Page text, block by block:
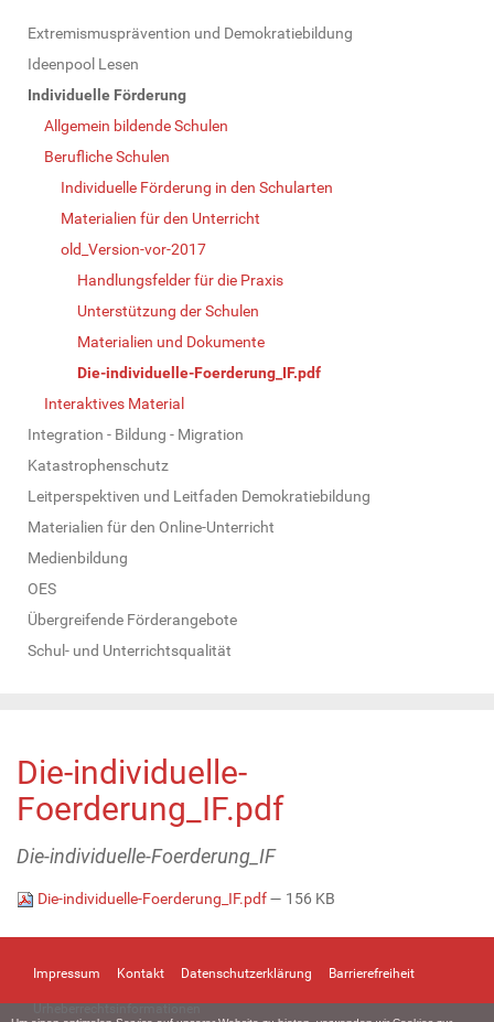
N
a
v
Extremismusprävention und Demokratiebildung
Ideenpool Lesen
Individuelle Förderung
Allgemein bildende Schulen
Berufliche Schulen
Individuelle Förderung in den Schularten
Materialien für den Unterricht
old_Version-vor-2017
Handlungsfelder für die Praxis
Unterstützung der Schulen
Materialien und Dokumente
Die-individuelle-Foerderung_IF.pdf
Interaktives Material
Integration - Bildung - Migration
Katastrophenschutz
Leitperspektiven und Leitfaden Demokratiebildung
Materialien für den Online-Unterricht
Medienbildung
OES
Übergreifende Förderangebote
Schul- und Unterrichtsqualität
Die-individuelle-
Foerderung_IF.pdf
Die-individuelle-Foerderung_IF
Die-individuelle-Foerderung_IF.pdf— 156 KB
Impressum Kontakt Datenschutzerklärung Barrierefreiheit
Urheberrechtsinformationen